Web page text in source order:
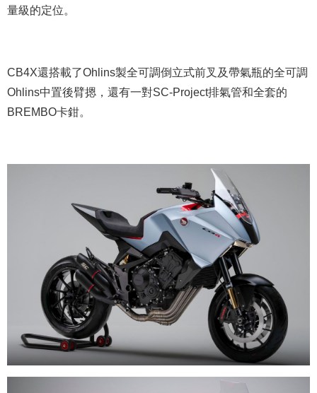
量級的定位。
CB4X還搭載了Ohlins製全可調倒立式前叉及帶氣瓶的全可調
Ohlins中置後臂摁，還有一對SC-Project排氣管和全套的
BREMBO卡鉗。